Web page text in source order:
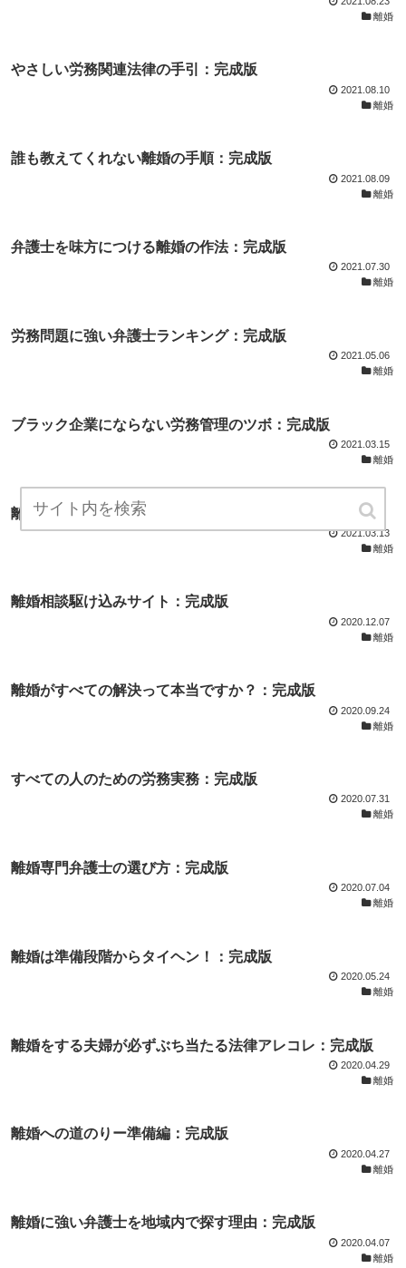
離婚
やさしい労務関連法律の手引：完成版
2021.08.10
離婚
誰も教えてくれない離婚の手順：完成版
2021.08.09
離婚
弁護士を味方につける離婚の作法：完成版
2021.07.30
離婚
労務問題に強い弁護士ランキング：完成版
2021.05.06
離婚
ブラック企業にならない労務管理のツボ：完成版
2021.03.15
離婚
離婚を考えだしたら読むサイト：完成版
2021.03.13
離婚
離婚相談駆け込みサイト：完成版
2020.12.07
離婚
離婚がすべての解決って本当ですか？：完成版
2020.09.24
離婚
すべての人のための労務実務：完成版
2020.07.31
離婚
離婚専門弁護士の選び方：完成版
2020.07.04
離婚
離婚は準備段階からタイヘン！：完成版
2020.05.24
離婚
離婚をする夫婦が必ずぶち当たる法律アレコレ：完成版
2020.04.29
離婚
離婚への道のりー準備編：完成版
2020.04.27
離婚
離婚に強い弁護士を地域内で探す理由：完成版
2020.04.07
離婚